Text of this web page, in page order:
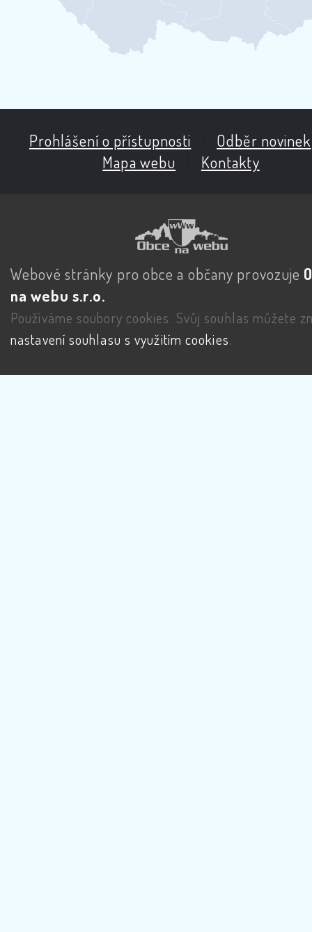
Prohlášení o přístupnosti Odběr novinek
Mapa webu
Kontakty
Webové stránky pro obce a občany provozuje
na webu s.r.o.
Používáme soubory cookies. Svůj souhlas můžete
nastavení souhlasu s využitím cookies.